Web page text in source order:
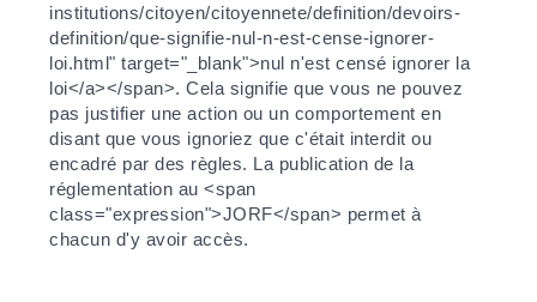
institutions/citoyen/citoyennete/definition/devoirs-
definition/que-signifie-nul-n-est-cense-ignorer-
loi.html" target="_blank">nul n'est censé ignorer la
loi</a></span>. Cela signifie que vous ne pouvez
pas justifier une action ou un comportement en
disant que vous ignoriez que c'était interdit ou
encadré par des règles. La publication de la
réglementation au <span
class="expression">JORF</span> permet à
chacun d'y avoir accès.